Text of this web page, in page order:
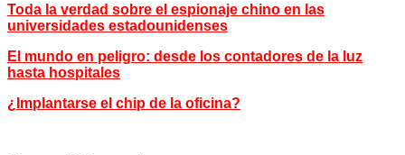
Toda la verdad sobre el espionaje chino en las
universidades estadounidenses
El mundo en peligro: desde los contadores de la luz
hasta hospitales
¿Implantarse el chip de la oficina?